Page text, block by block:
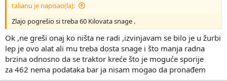
talianu je napisao(la):
Zlajo pogrešio si treba 60 Kilovata snage .
Ok ,ne greši onaj ko ništa ne radi ,izvinjavam se bilo je u žurbi
lep je ovo alat ali mu treba dosta snage i što manja radna
brzina odnosno da se traktor kreće što je moguće sporije
za 462 nema podataka bar ja nisam mogao da pronađem